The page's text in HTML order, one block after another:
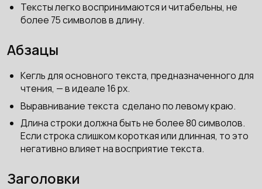
Тексты легко воспринимаются и читабельны, не
более 75 символов в длину.
Абзацы
Кегль для основного текста, предназначенного для
чтения, — в идеале 16 px.
Выравнивание текста сделано по левому краю.
Длина строки должна быть не более 80 символов.
Если строка слишком короткая или длинная, то это
негативно влияет на восприятие текста.
Заголовки